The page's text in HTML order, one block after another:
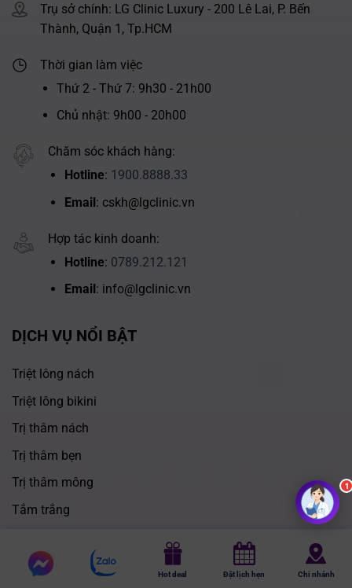
Trụ sở chính: LG Clinic Luxury - 200 Lê Lai, P. Bến
Thành, Quận 1, Tp.HCM
Thời gian làm việc
Thứ 2 - Thứ 7: 9h30 - 21h00
Chủ nhật: 9h00 - 20h00
Chăm sóc khách hàng:
Hotline: 1900.8888.33
Email: cskh@lgclinic.vn
Hợp tác kinh doanh:
Hotline: 0789.212.121
Email: info@lgclinic.vn
DỊCH VỤ NỔI BẬT
Triệt lông nách
Triệt lông bikini
Trị thâm nách
Trị thâm bẹn
Trị thâm mông
Tắm trắng
Bảng giá triệt lông
Chat
messenger
Chat
Hot deal Đặt lịch hẹn Chi nhánh
1